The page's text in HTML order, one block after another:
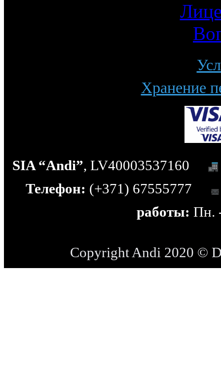
Хранение
SIA “Andi”, LV40003537160
Телефон: (+371) 67555777
работы: Пн.
Copyright Andi 2020 ©